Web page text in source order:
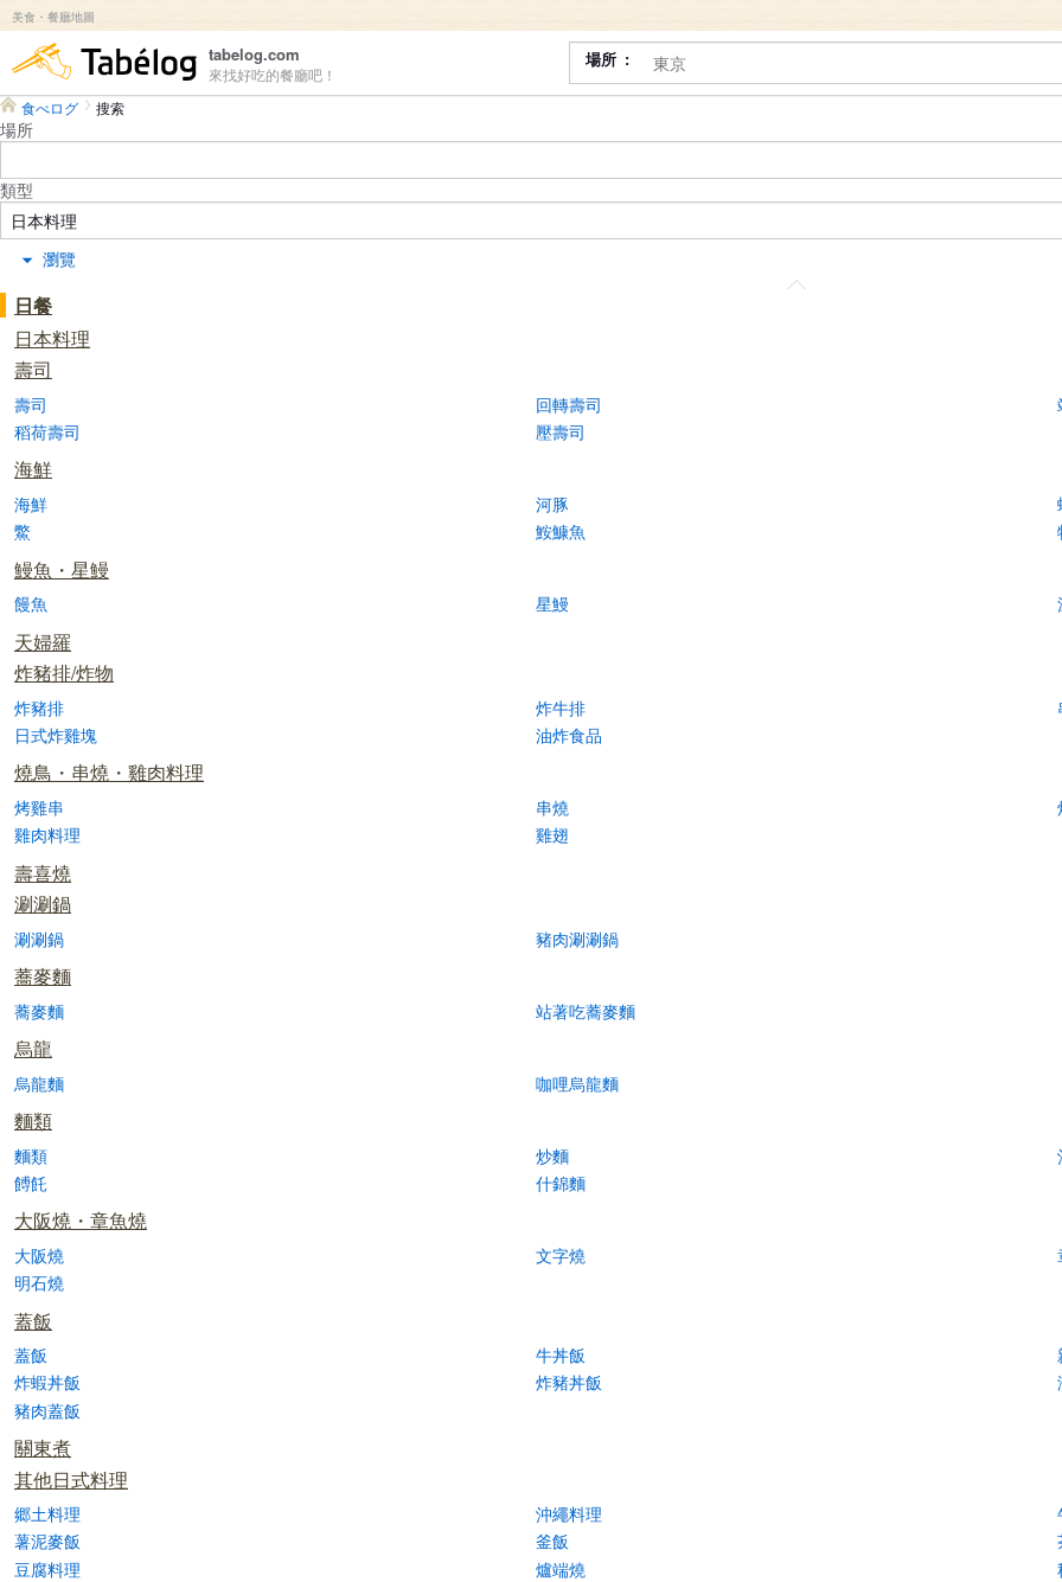
美食・餐廳地圖
食べログ
tabelog.com
來找好吃的餐廳吧！
場所
食べログ 搜索
場所
類型
瀏覽
日餐
日本料理
壽司
壽司 回轉壽司
稻荷壽司
壓壽司
海鮮
海鮮 河豚
鱉
鮟鱇魚
鰻魚・星鰻
饅魚 星鰻
天婦羅
炸豬排/炸物
炸豬排 炸牛排
日式炸雞塊
油炸食品
燒鳥・串燒・雞肉料理
烤雞串 串燒
雞肉料理
雞翅
壽喜燒
涮涮鍋
涮涮鍋 豬肉涮涮鍋
蕎麥麵
蕎麥麵 站著吃蕎麥麵
烏龍
烏龍麵 咖哩烏龍麵
麵類
麵類 炒麵
餺飥
什錦麵
大阪燒・章魚燒
大阪燒 文字燒
明石燒
蓋飯
蓋飯 牛丼飯
炸蝦丼飯
炸豬丼飯
豬肉蓋飯
關東煮
其他日式料理
郷土料理 沖繩料理
薯泥麥飯
釜飯
豆腐料理
爐端燒